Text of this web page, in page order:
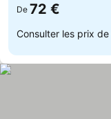
De 72 €
Consulter les prix de